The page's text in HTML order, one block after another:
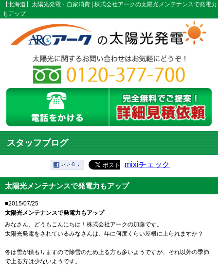
【北海道】太陽光発電・自家消費 | 株式会社アークの太陽光メンテナンスで発電力
もアップ
スタッフブログ
mixiチェック
太陽光メンテナンスで発電力もアップ
■2015/07/25
太陽光メンテナンスで発電力もアップ
みなさん、どうもこんにちは！株式会社アークの加藤です。
太陽光発電をされているみなさんは、年に何度くらい屋根に上られますか？
冬は雪が積もりますので除雪のため上る方も多いようですが、それ以外の季節
で上る方は少ないようです。